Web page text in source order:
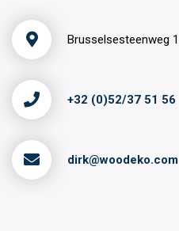
Brusselsesteenweg
+32 (0)52/37 51 56
dirk@woodeko.com